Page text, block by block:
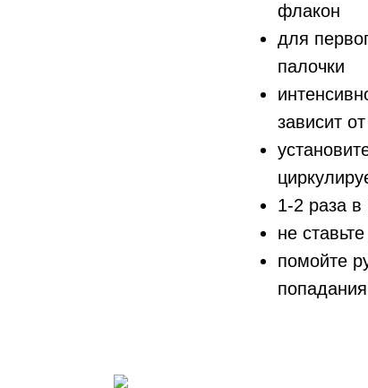
флакон
для
палочки
зависит
1-2 раза
не
помойте